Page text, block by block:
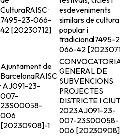
CulturaRAISC ·
7495-23-066-
42 [20230712]
esdeveniments
similars de cultura
popular i
tradicional7495-
066-42
Ajuntament de
BarcelonaRAISC
· AJ091-23-
007-
23S00058-
006
[20230908]-1
CONVOCATORIA
GENERAL DE
SUBVENCIONS
PROJECTES
DISTRICTE I
2023AJ091-23-
007-23S00058-
006 [20230908]-